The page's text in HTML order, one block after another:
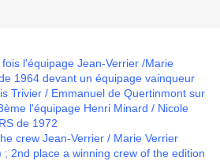
l'équipage Jean-Verrier /Marie
1964 devant un équipage vainqueur
Trivier / Emmanuel de Quertinmont sur
l'équipage Henri Minard / Nicole
de 1972
crew Jean-Verrier / Marie Verrier
; 2nd place a winning crew of the edition